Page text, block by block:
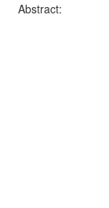
Abstract: